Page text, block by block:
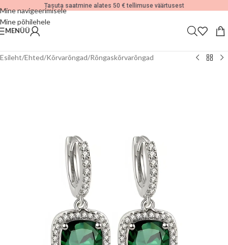
Mine navigeerimisele
Mine põhilehele
Tasuta saatmine alates 50 € tellimuse väärtusest
MENÜÜ
Esileht/Ehted/Kõrvarõngad/Rõngaskõrvarõngad